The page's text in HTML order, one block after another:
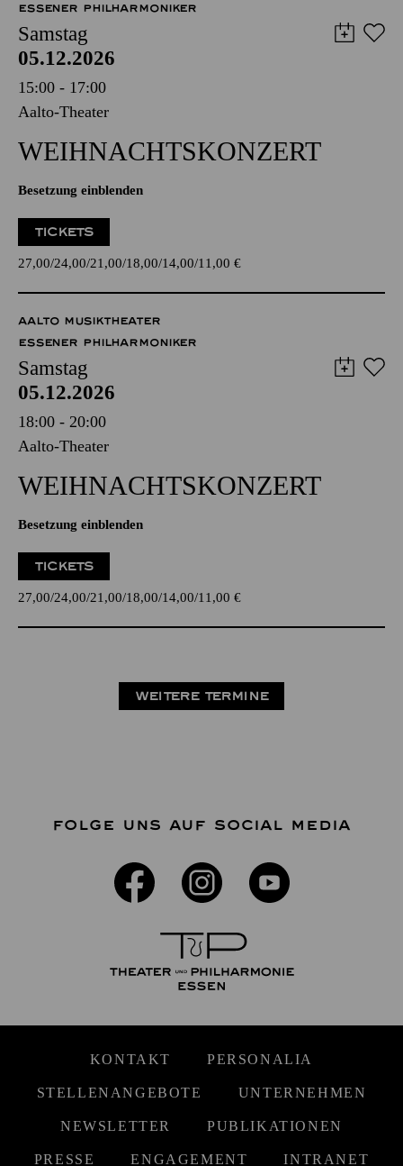
ESSENER PHILHARMONIKER
Samstag
05.12.2026
15:00 - 17:00
Aalto-Theater
WEIHNACHTS­KONZERT
Besetzung einblenden
TICKETS
27,00 24,00 21,00 18,00 14,00 11,00 €
AALTO MUSIKTHEATER
ESSENER PHILHARMONIKER
Samstag
05.12.2026
18:00 - 20:00
Aalto-Theater
WEIHNACHTS­KONZERT
Besetzung einblenden
TICKETS
27,00 24,00 21,00 18,00 14,00 11,00 €
WEITERE TERMINE
FOLGE UNS AUF SOCIAL MEDIA
KONTAKT PERSONALIA
STELLENANGEBOTE UNTERNEHMEN
NEWSLETTER PUBLIKATIONEN
PRESSE ENGAGEMENT INTRANET